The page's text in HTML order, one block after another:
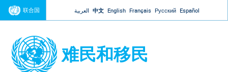
Jump to navigation
联合国 العربية 中文 English Français Русский Español
难民和移民